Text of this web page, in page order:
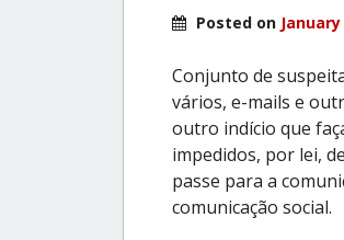
Posted on
Conjunto de
vários, e-mails e
outro indício que
impedidos, por lei,
passe para a
comunicação social.